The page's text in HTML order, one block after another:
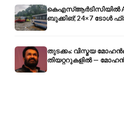
കെഎസ്ആർടിസിയിൽ AI
ബുക്കിങ്; 24×7 ടോൾ
കൊറിയറും
തുടക്കം: വിസ്മയ
തിയറ്ററുകളിൽ —